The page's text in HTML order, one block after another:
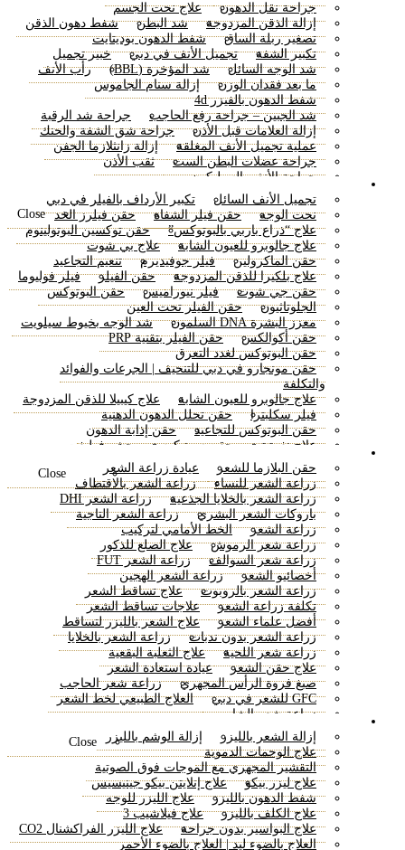
جراحة نقل الدهون
علاج نحت الجسم
إزالة الذقن المزدوجة
شد البطن
شفط دهون الذقن
تصغير ربلة الساق
شفط الدهون بوديتايت
تكبير الشفة
تجميل الأنف في دبي
خبير تجميل
شد الوجه السائل
شد المؤخرة (BBL)
رأب الأنف
ما بعد فقدان الوزن
إزالة سنام الجاموس
شفط الدهون بالفيزر 4d
شد الجبين – جراحة رفع الحاجب
جراحة شد الرقبة
إزالة العلامات قبل الأذن
جراحة شق الشفة والحنك
عملية تجميل الأنف المغلقة
إزالة زانثلازما الجفن
جراحة عضلات البطن الست
ثقب الأذن
جراحة الأنف بالسيليكون
تكبير الشفة – تجميل الشفة دبي
عيادة شد الأرداف
شفط الدهون من الجسم
شد الفخذين
شد البطن المصغرة
مراجعة ندبة الوجه
علاج Jawline
مراجعة الندبة الجراحية
شد الشفاه Bullhorn
علاج الورم الشحمي
إزالة كيس العين
علاج شد الوجه بالخلايا الجذعية
عملية شد البطن
شد الوجه السحري
علاج ليبوماتيك
تكبير الخد
كيفية فقدان الدهون في البطن
نحت الخصر
جراحة إصلاح الحنك
شد الجسم – استئصال دهون الحزام
شد عين البلازما
علاج شفاه المدخنين
ترميم الحرق
جراحة الأوعية الدموية
تصغير الذقن
علاج شد الوجه المتجهات
بعقب إعادة تشكيل الفرنسية
تجديد شباب اليد
شفط الدهون عالي الدقة
جراحة رفع الحاجب
شد البطن المحيطي
رفع صورة ظلية لينة
شد الجزء السفلي من الجسم
رأب الحاجز الأنفي والحد من التوربينات
تجميل الأنف السائل
تكبير الأرداف بالفيلر في دبي
نحت الوجه
حقن فيلر الشفاه
حقن فيلرز الخد
علاج “ذراع باربي بالبوتوكس”
حقن توكسين البوتولينوم
علاج جالوبرو للعيون الشابة
علاج بي شوت
حقن الماكرولين
فيلر جوفيديرم
تنعيم التجاعيد
علاج بلكيرا للذقن المزدوجة
حقن الفيلر
فيلر فوليوما
حقن جي شوت
فيلر نيوراميس
حقن البوتوكس
الجلوتاثيون
حقن الفيلر تحت العين
معزز البشرة DNA السلمون
شد الوجه بخيوط سيلويت
حقن أكوالكس
حقن الفيلر بتقنية PRP
حقن البوتوكس لغدد التعرق
حقن مونجارو في دبي للتنحيف | الجرعات والفوائد
والتكلفة
علاج جالوبرو للعيون الشابة
علاج كيبيلا للذقن المزدوجة
فيلر سكلبترا
حقن تحلل الدهون الدهنية
حقن البوتوكس للتجاعيد
حقن إذابة الدهون
علاج نفرتيتي
حقن سونيكوس
حشو فوليفت
حقن تنحيف الأنف
حشو الشفاه الروسية في دبي
حقن أوزمبيك
حقن حمض الهيالورونيك
العلاج بمادة الزيومين
حشوات فولبيلا
شد الوجه 8 نقاط
حقن سكسيندا لخسارة الوزن
علاج بيلوتيرو فيلر
حقن فيلر الشفايف
حقن الرادييس
حقن فقدان الوزن
حقن فيلر الفكين
فيلر الجسم – فيلر المؤخرة
حقن محفزات البشرة في دبي
حقن الفيلر التجميلي
إذابة الدهون ليمن بوتل
Close
حقن البلازما للشعر
عيادة زراعة الشعر
زراعة الشعر للنساء
زراعة الشعر بالاقتطاف
زراعة الشعر بالخلايا الجذعية
زراعة الشعر DHI
باروكات الشعر البشري
زراعة الشعر التاجية
زراعة الشعر
الخط الأمامي لتركيب
زراعة شعر الرموش
علاج الصلع للذكور
زراعة شعر السوالف
زراعة الشعر FUT
أخصائيو الشعر
زراعة الشعر الهجين
زراعة الشعر بالروبوت
علاج تساقط الشعر
تكلفة زراعة الشعر
علاجات تساقط الشعر
أفضل علماء الشعر
علاج الشعر بالليزر لتساقط
زراعة الشعر بدون ندبات
زراعة الشعر بالخلايا
زراعة شعر اللحية
علاج الثعلبة البقعية
علاج حقن الشعر
عيادة استعادة الشعر
صبغ فروة الرأس المجهري
زراعة شعر الحاجب
GFC للشعر في دبي
العلاج الطبيعي لخط الشعر
زراعة شعر الشارب
Close
إزالة الشعر بالليزر
إزالة الوشم بالليزر
علاج الوحمات الدموية
التقشير المجهري مع الموجات فوق الصوتية
علاج ليزر بيكو
علاج إنلايتن بيكو جينيسيس
شفط الدهون بالليزر
علاج الليزر للوجه
علاج الكلف بالليزر
علاج فيلاشيب 3
علاج البواسير بدون جراحة
علاج الليزر الفراكشنال CO2
العلاج بالضوء ليد | العلاج بالضوء الأحمر
Close